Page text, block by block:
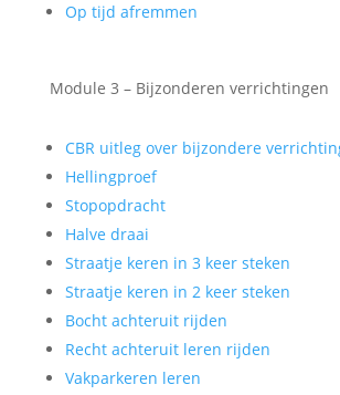
Op tijd afremmen
Module 3 – Bijzonderen verrichtingen
CBR uitleg over bijzondere
Hellingproef
Stopopdracht
Halve draai
Straatje keren in 3 keer steken
Straatje keren in 2 keer steken
Bocht achteruit rijden
Recht achteruit leren rijden
Vakparkeren leren